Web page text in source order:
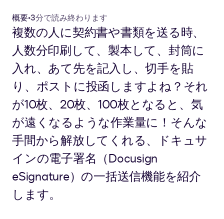
概要•3分で読み終わります
複数の人に契約書や書類を送る時、
人数分印刷して、製本して、封筒に
入れ、あて先を記入し、切手を貼
り、ポストに投函しますよね？それ
が10枚、20枚、100枚となると、気
が遠くなるような作業量に！そんな
手間から解放してくれる、ドキュサ
インの電子署名（Docusign
eSignature）の一括送信機能を紹介
します。